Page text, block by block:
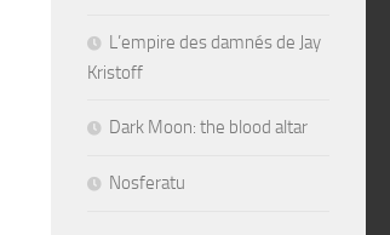
L’empire des damnés de Jay
Kristoff
Dark Moon: the blood altar
Nosferatu